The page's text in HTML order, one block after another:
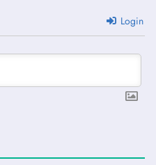
Login